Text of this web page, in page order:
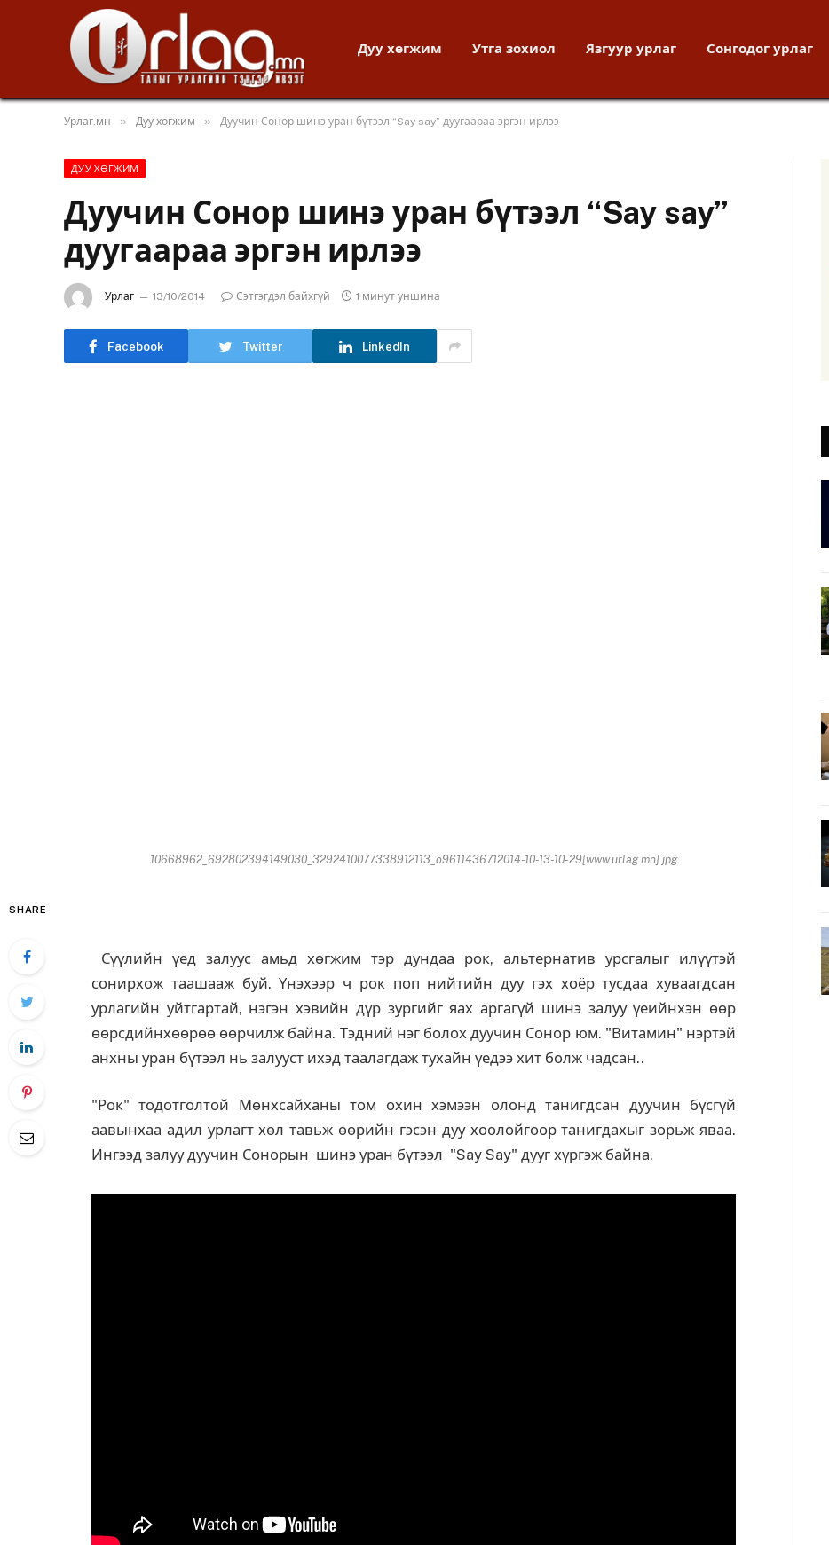
Дуу хөгжим Утга зохиол Язгуур урлаг Сонгодог урлаг
Урлаг.мн » Дуу хөгжим » Дуучин Сонор шинэ уран бүтээл “Say say” дуугаараа эргэн ирлээ
ДУУ ХӨГЖИМ
Дуучин Сонор шинэ уран бүтээл “Say say”
дуугаараа эргэн ирлээ
Урлаг 13/10/2014 Сэтгэгдэл байхгүй 1 минут уншина
Facebook Twitter LinkedIn
10668962_692802394149030_3292410077338912113_o9611436712014-10-13-10-29[www.urlag.mn].jpg
SHARE
Сүүлийн үед залуус амьд хөгжим тэр дундаа рок, альтернатив урсгалыг илүүтэй
сонирхож таашааж буй. Үнэхээр ч рок поп нийтийн дуу гэх хоёр тусдаа хуваагдсан
урлагийн уйтгартай, нэгэн хэвийн дүр зургийг яах аргагүй шинэ залуу үеийнхэн өөр
өөрсдийнхөөрөө өөрчилж байна. Тэдний нэг болох дуучин Сонор юм. "Витамин" нэртэй
анхны уран бүтээл нь залууст ихэд таалагдаж тухайн үедээ хит болж чадсан..
"Рок" тодотголтой Мөнхсайханы том охин хэмээн олонд танигдсан дуучин бүсгүй
аавынхаа адил урлагт хөл тавьж өөрийн гэсэн дуу хоолойгоор танигдахыг зорьж яваа.
Ингээд залуу дуучин Сонорын шинэ уран бүтээл "Say Say" дууг хүргэж байна.